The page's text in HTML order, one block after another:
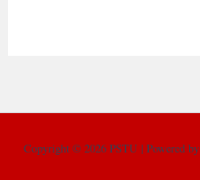
Copyright © 2026 PSTU | Powered by